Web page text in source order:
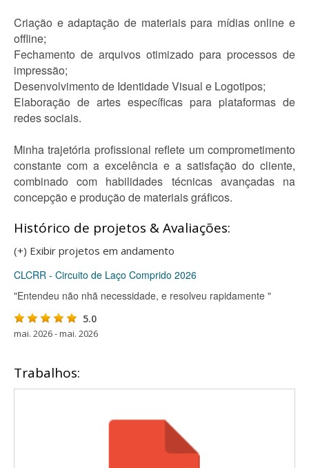
Criação e adaptação de materiais para mídias online e
offline;
Fechamento de arquivos otimizado para processos de
impressão;
Desenvolvimento de Identidade Visual e Logotipos;
Elaboração de artes específicas para plataformas de
redes sociais.
Minha trajetória profissional reflete um comprometimento
constante com a excelência e a satisfação do cliente,
combinado com habilidades técnicas avançadas na
concepção e produção de materiais gráficos.
Histórico de projetos & Avaliações:
(+) Exibir projetos em andamento
CLCRR - Circuito de Laço Comprido 2026
"Entendeu não nhã necessidade, e resolveu rapidamente "
5.0
mai. 2026 - mai. 2026
Trabalhos: